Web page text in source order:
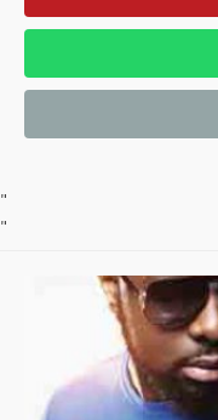
"
"